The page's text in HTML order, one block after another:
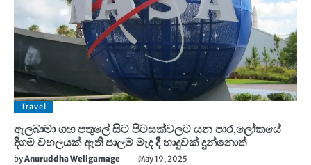
Travel
ඇලබාමා ගඟ පතුලේ සිට පිටසක්වලට යන පාර,ලෝකයේ
දිගම වහලයක් ඇති පාලම මැද දී හාදුවක් දුන්නොත්
byAnuruddha Weligamage May 19, 2025